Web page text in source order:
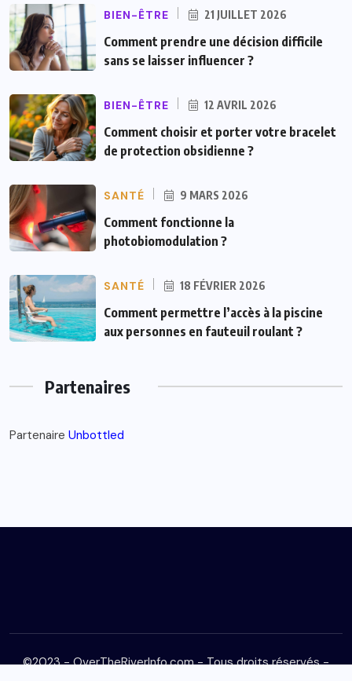
BIEN-ÊTRE 21 JUILLET 2026
Comment prendre une décision difficile
sans se laisser influencer ?
BIEN-ÊTRE 12 AVRIL 2026
Comment choisir et porter votre bracelet
de protection obsidienne ?
SANTÉ 9 MARS 2026
Comment fonctionne la
photobiomodulation ?
SANTÉ 18 FÉVRIER 2026
Comment permettre l’accès à la piscine
aux personnes en fauteuil roulant ?
Partenaires
Partenaire Unbottled
©2023 - OverTheRiverInfo.com - Tous droits réservés -